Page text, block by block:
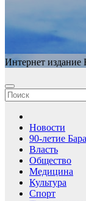
Интернет издание
Новости
90-летие
Власть
Общество
Медицина
Культура
Спорт